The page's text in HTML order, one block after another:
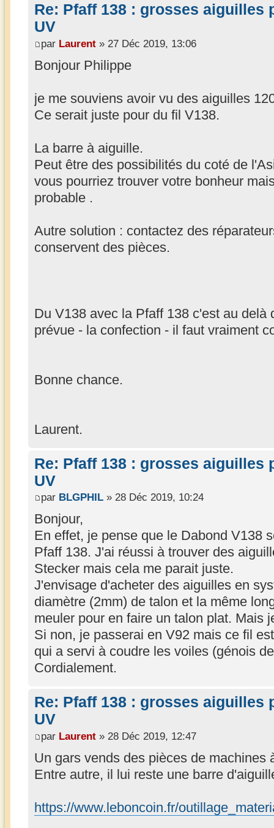
Re: Pfaff 138 : grosses aiguilles
UV
par Laurent » 27 Déc 2019, 13:06
Bonjour Philippe
je me souviens avoir vu des aiguilles
Ce serait juste pour du fil V138.
La barre à aiguille.
Peut être des possibilités du coté de
vous pourriez trouver votre bonheur
probable .
Autre solution : contactez des
conservent des pièces.
Du V138 avec la Pfaff 138 c'est au delà
prévue - la confection - il faut vraiment
Bonne chance.
Laurent.
Re: Pfaff 138 : grosses aiguilles
UV
par BLGPHIL » 28 Déc 2019, 10:24
Bonjour,
En effet, je pense que le Dabond V138
Pfaff 138. J'ai réussi à trouver des
Stecker mais cela me parait juste.
J'envisage d'acheter des aiguilles en
diamètre (2mm) de talon et la même
meuler pour en faire un talon plat. Mais
Si non, je passerai en V92 mais ce fil
qui a servi à coudre les voiles (génois
Cordialement.
Re: Pfaff 138 : grosses aiguilles
UV
par Laurent » 28 Déc 2019, 12:47
Un gars vends des pièces de machines
Entre autre, il lui reste une barre
https://www.leboncoin.fr/